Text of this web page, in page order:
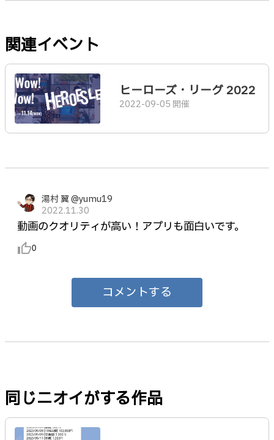
関連イベント
ヒーローズ・リーグ 2022
2022-09-05 開催
湯村 翼 @yumu19
2022.11.30
動画のクオリティが高い！アプリも面白いです。
thumb_up_alt0
コメントする
同じニオイがする作品